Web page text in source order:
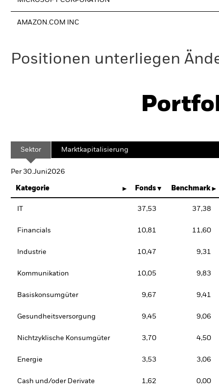
AMAZON.COM INC
Positionen unterliegen
Sektor Marktkapitalisierung
Per 30.Juni2026
Kategorie Fonds Benchmark
37,53 37,38
Financials 10,81 11,60
Industrie 10,47 9,31
Kommunikation 10,05 9,83
Basiskonsumgüter 9,67 9,41
Gesundheitsversorgung 9,45 9,06
Nichtzyklische Konsumgüter 3,70 4,50
Energie 3,53 3,06
Cash und/oder Derivate 1,62 0,00